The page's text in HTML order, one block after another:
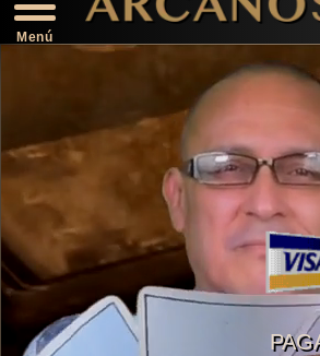
Menú Horóscopo de
Horóscopo de
Horóscopo de
Video Horóscopo
Predicciones
Signos
Signos
Numerología
Lectura
Lectura
LecturaRituales
Noticias de Los